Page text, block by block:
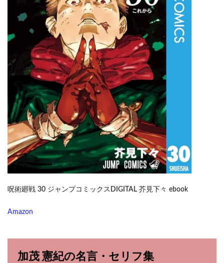
呪術廻戦 30 ジャンプコミックスDIGITAL 芥見下々 ebook
Amazon
加茂 憲紀の名言・セリフ集